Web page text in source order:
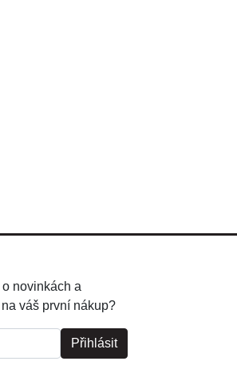
novinkách a
váš první nákup?
Přihlásit